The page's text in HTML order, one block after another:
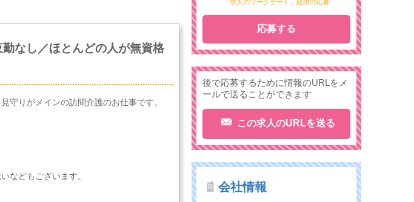
なし／ほとんどの人が無資格
守りがメインの訪問介護のお仕事です。
などもございます。
『求人のワークゲート』経由の応募
応募する
後で応募するために情報のURLをメ
ールで送ることができます
この求人のURLを送る
会社情報